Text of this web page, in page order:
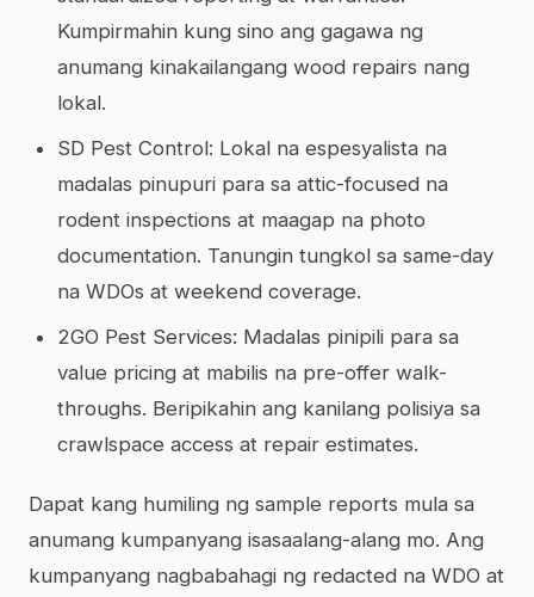
Kumpirmahin kung sino ang gagawa ng
anumang kinakailangang wood repairs nang
lokal.
SD Pest Control: Lokal na espesyalista na
madalas pinupuri para sa attic-focused na
rodent inspections at maagap na photo
documentation. Tanungin tungkol sa same-day
na WDOs at weekend coverage.
2GO Pest Services: Madalas pinipili para sa
value pricing at mabilis na pre-offer walk-
throughs. Beripikahin ang kanilang polisiya sa
crawlspace access at repair estimates.
Dapat kang humiling ng sample reports mula sa
anumang kumpanyang isasaalang-alang mo. Ang
kumpanyang nagbabahagi ng redacted na WDO at